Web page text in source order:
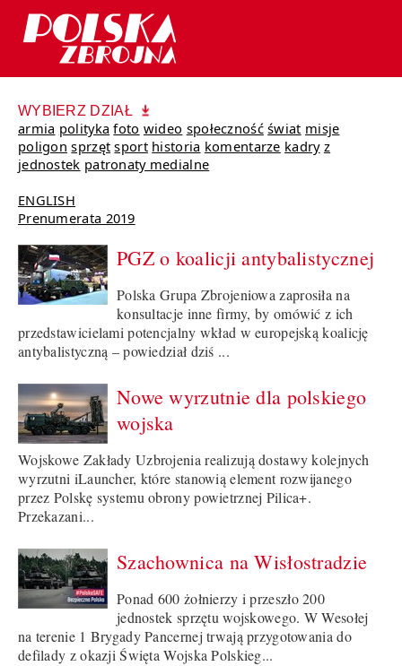
WYBIERZ DZIAŁ
armia polityka foto wideo społeczność świat misje
poligon sprzęt sport historia komentarze kadry z
jednostek patronaty medialne
ENGLISH
Prenumerata 2019
PGZ o koalicji antybalistycznej
Polska Grupa Zbrojeniowa zaprosiła na
konsultacje inne firmy, by omówić z ich
przedstawicielami potencjalny wkład w europejską koalicję
antybalistyczną – powiedział dziś ...
Nowe wyrzutnie dla polskiego
wojska
Wojskowe Zakłady Uzbrojenia realizują dostawy kolejnych
wyrzutni iLauncher, które stanowią element rozwijanego
przez Polskę systemu obrony powietrznej Pilica+.
Przekazani...
Szachownica na Wisłostradzie
Ponad 600 żołnierzy i przeszło 200
jednostek sprzętu wojskowego. W Wesołej
na terenie 1 Brygady Pancernej trwają przygotowania do
defilady z okazji Święta Wojska Polskieg...